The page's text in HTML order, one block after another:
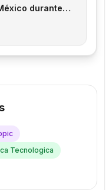
durante
Tecnologica